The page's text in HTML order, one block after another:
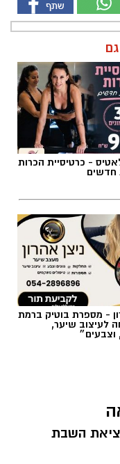
- כרטיסיית הכרות
חדשים
- מספרת בוטיק ברמת
לעיצוב שיער,
וצבעים״
ברמת גן 19:10 | יציאת השבת